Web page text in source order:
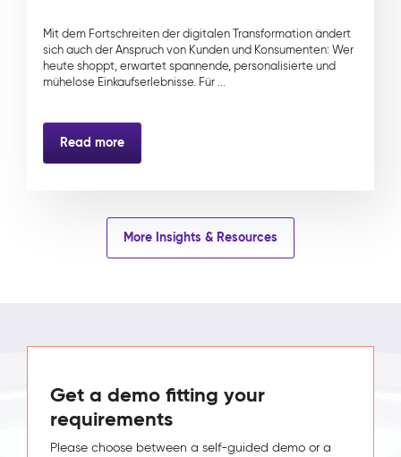
Mit dem Fortschreiten der digitalen Transformation ändert
sich auch der Anspruch von Kunden und Konsumenten: Wer
heute shoppt, erwartet spannende, personalisierte und
mühelose Einkaufserlebnisse. Für ...
Read more
More Insights & Resources
Get a demo fitting your
requirements
Please choose between a self-guided demo or a